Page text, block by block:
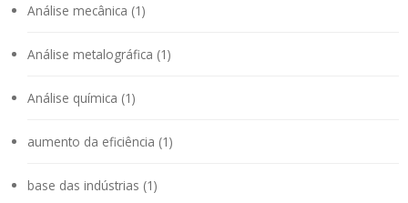
Análise mecânica (1)
Análise metalográfica (1)
Análise química (1)
aumento da eficiência (1)
base das indústrias (1)